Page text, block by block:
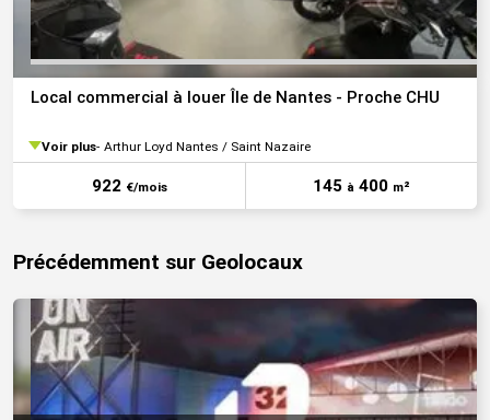
Local commercial à louer Île de Nantes - Proche CHU
Voir plus Arthur Loyd Nantes / Saint Nazaire
922 €/mois 145 à 400 m²
Précédemment sur Geolocaux